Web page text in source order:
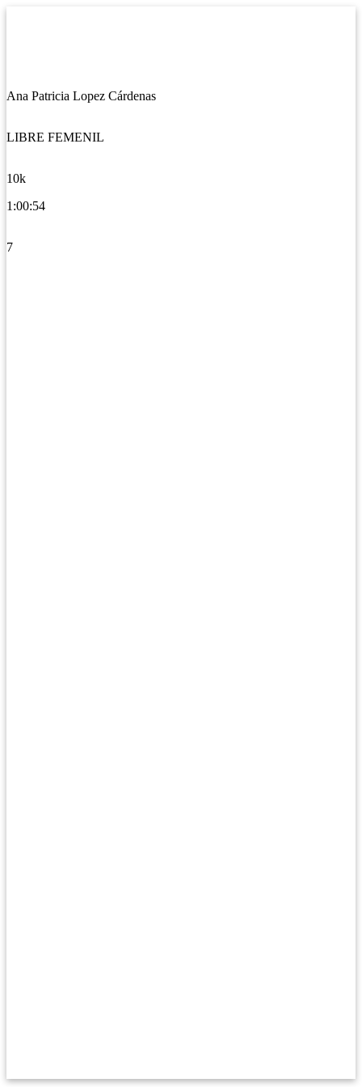
Ana Patricia Lopez Cárdenas
LIBRE FEMENIL
10k
1:00:54
7